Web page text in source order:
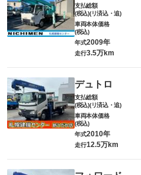
支払総額
(税込)(リ済込・追)
車両本体価格
(税込)
年式2009年
走行3.5万km
デュトロ
支払総額
(税込)(リ済込・追)
車両本体価格
(税込)
年式2010年
走行12.5万km